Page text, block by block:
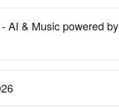
AI & Music powered by